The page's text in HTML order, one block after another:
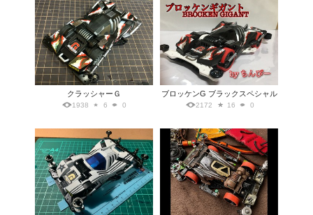
クラッシャーＧ
1938 6 0
ブロッケンG ブラックスペシャル
2172 16 0